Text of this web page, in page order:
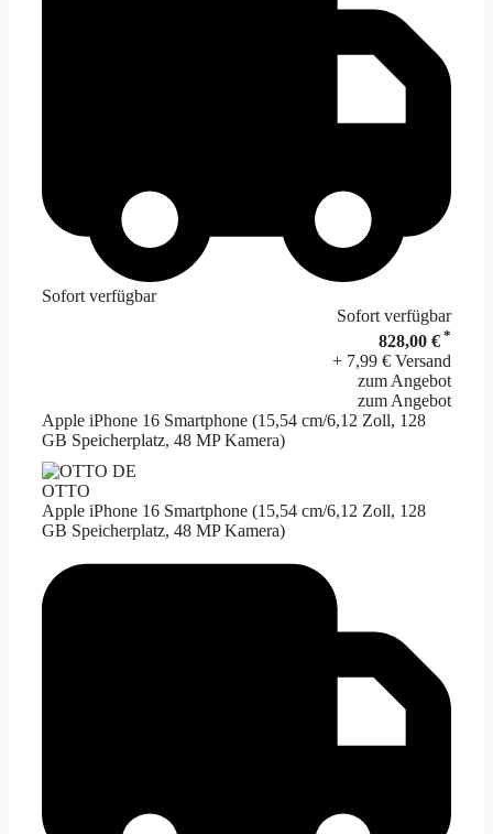
Sofort verfügbar
Sofort verfügbar
828,00 € *
+ 7,99 € Versand
zum Angebot
zum Angebot
Apple iPhone 16 Smartphone (15,54 cm/6,12 Zoll, 128
GB Speicherplatz, 48 MP Kamera)
OTTO
Apple iPhone 16 Smartphone (15,54 cm/6,12 Zoll, 128
GB Speicherplatz, 48 MP Kamera)